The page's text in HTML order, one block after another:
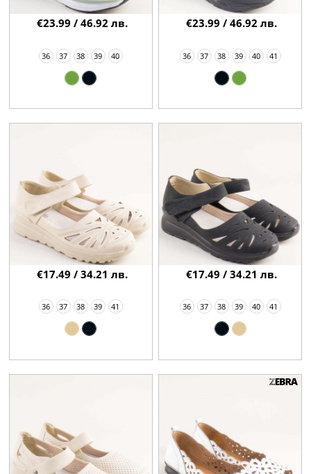
36 37 38 39 40
€23.99 / 46.92 лв.
36 37 38 39 40 41
€23.99 / 46.92 лв.
36 37 38 39 41
€17.49 / 34.21 лв.
36 37 38 39 40 41
€17.49 / 34.21 лв.